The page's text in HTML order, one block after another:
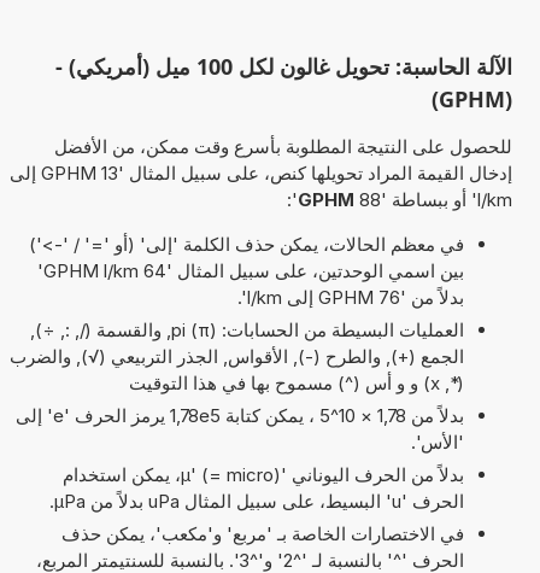
الآلة الحاسبة: تحويل غالون لكل 100 ميل (أمريكي) -
(GPHM)
للحصول على النتيجة المطلوبة بأسرع وقت ممكن، من الأفضل
إدخال القيمة المراد تحويلها كنص، على سبيل المثال '13 GPHM إلى
l/km' أو ببساطة '88
GPHM
':
في معظم الحالات، يمكن حذف الكلمة 'إلى' (أو '=' / '->')
بين اسمي الوحدتين، على سبيل المثال '64 GPHM l/km'
بدلاً من '76 GPHM إلى l/km'.
العمليات البسيطة من الحسابات: pi (π), والقسمة (/, :, ÷),
الجمع (+), والطرح (-), الأقواس, الجذر التربيعي (√), والضرب
(*, x) و و أس (^) مسموح بها في هذا التوقيت
بدلاً من 1,78 × 10^5 ، يمكن كتابة 1,78e5 يرمز الحرف 'e' إلى
'الأس'.
بدلاً من الحرف اليوناني 'µ' (= micro)، يمكن استخدام
الحرف 'u' البسيط، على سبيل المثال uPa بدلاً من µPa.
في الاختصارات الخاصة بـ 'مربع' و'مكعب'، يمكن حذف
الحرف '^' بالنسبة لـ '^2' و'^3'. بالنسبة للسنتيمتر المربع،